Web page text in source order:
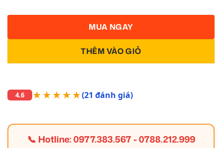
THÊM VÀO GIỎ
MUA NGAY
4.6 ★★★★★(21 đánh giá)
📞 Hotline:0977.383.567-0788.212.999